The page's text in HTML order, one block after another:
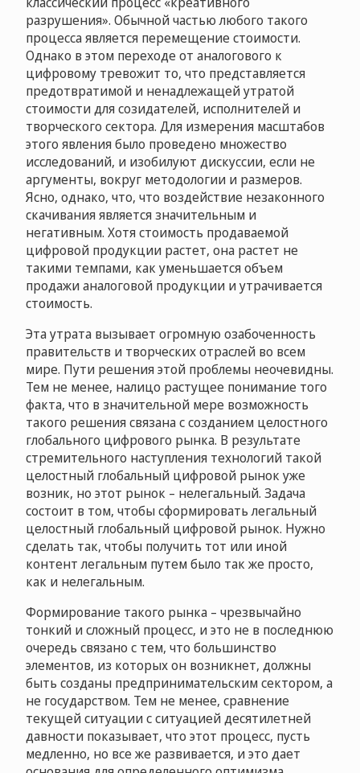
разрушения». Обычной частью любого такого
процесса является перемещение стоимости.
Однако в этом переходе от аналогового к
цифровому тревожит то, что представляется
предотвратимой и ненадлежащей утратой
стоимости для созидателей, исполнителей и
творческого сектора. Для измерения масштабов
этого явления было проведено множество
исследований, и изобилуют дискуссии, если не
аргументы, вокруг методологии и размеров.
Ясно, однако, что, что воздействие незаконного
скачивания является значительным и
негативным. Хотя стоимость продаваемой
цифровой продукции растет, она растет не
такими темпами, как уменьшается объем
продажи аналоговой продукции и утрачивается
стоимость.
Эта утрата вызывает огромную озабоченность
правительств и творческих отраслей во всем
мире. Пути решения этой проблемы неочевидны.
Тем не менее, налицо растущее понимание того
факта, что в значительной мере возможность
такого решения связана с созданием целостного
глобального цифрового рынка. В результате
стремительного наступления технологий такой
целостный глобальный цифровой рынок уже
возник, но этот рынок – нелегальный. Задача
состоит в том, чтобы сформировать легальный
целостный глобальный цифровой рынок. Нужно
сделать так, чтобы получить тот или иной
контент легальным путем было так же просто,
как и нелегальным.
Формирование такого рынка – чрезвычайно
тонкий и сложный процесс, и это не в последнюю
очередь связано с тем, что большинство
элементов, из которых он возникнет, должны
быть созданы предпринимательским сектором, а
не государством. Тем не менее, сравнение
текущей ситуации с ситуацией десятилетней
давности показывает, что этот процесс, пусть
медленно, но все же развивается, и это дает